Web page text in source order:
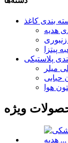
بندی کاغذ
هدیه
زنبوری
پیتزا
پلاستیکی
میلر
حبابی
هوا
ویژه